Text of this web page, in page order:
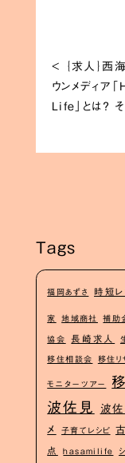
<
｛求人｝西
ウンメディア
Life」とは？
Tags
福岡あずさ 時短レ
家 地域商社 補助
協会 長崎求人
移住相談会 移住リ
モニターツアー
波佐見
波
メ
子育てレシピ
点 hasamilife